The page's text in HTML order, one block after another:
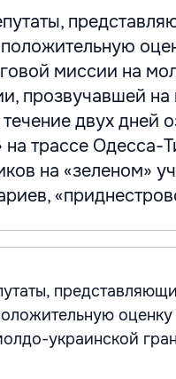
миссии на
прозвучавшей
двух дней
на трассе
на «зеленом»
украинской